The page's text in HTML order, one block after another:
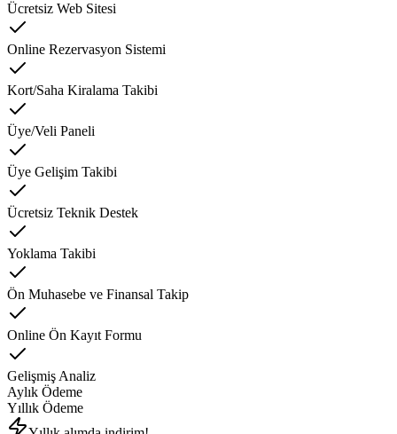
Ücretsiz Web Sitesi
Online Rezervasyon Sistemi
Kort/Saha Kiralama Takibi
Üye/Veli Paneli
Üye Gelişim Takibi
Ücretsiz Teknik Destek
Yoklama Takibi
Ön Muhasebe ve Finansal Takip
Online Ön Kayıt Formu
Gelişmiş Analiz
Aylık Ödeme
Yıllık Ödeme